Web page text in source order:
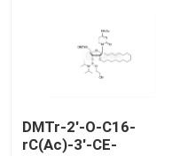
Au sujet de nous
DMTr-2'-O-C16-
rC(Ac)-3'-CE-